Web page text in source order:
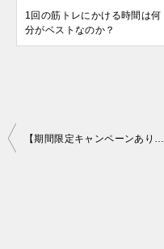
1回の筋トレにかける時間は何
分がベストなのか？
投
【期間限定キャンペーンあり】筋トレライフを充実させたいならアマゾンプライム会員になるべき3つの理由